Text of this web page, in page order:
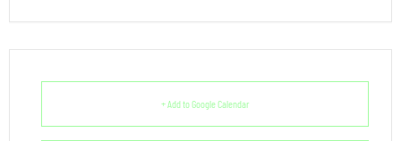
+ Add to Google Calendar